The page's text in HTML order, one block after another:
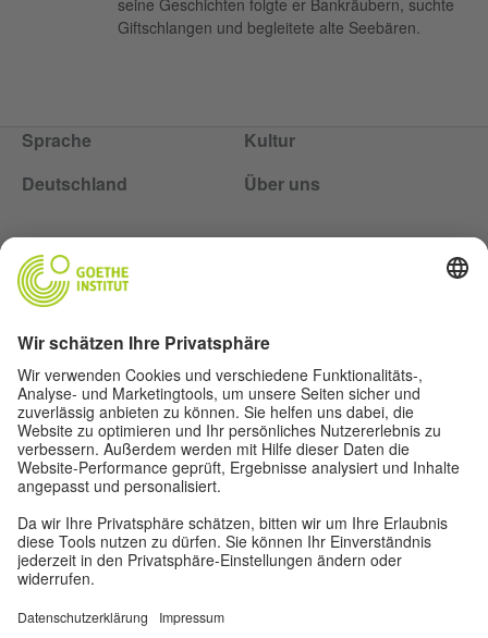
Giftschlangen und begleitete alte Seebären.
Sprache
Kultur
Deutschland
Über uns
Über uns
Autor*innen
Impressum
Datenschutz
Privatsphäre-Einstellungen